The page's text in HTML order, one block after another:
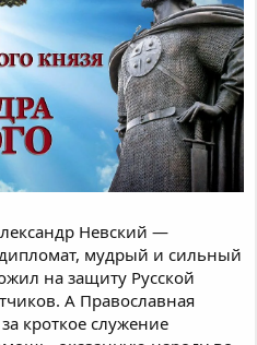
Невский —
мудрый и сильный
на защиту Русской
А Православная
кроткое служение